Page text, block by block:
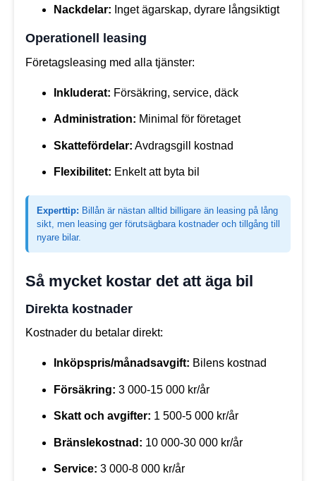
Nackdelar: Inget ägarskap, dyrare långsiktigt
Operationell leasing
Företagsleasing med alla tjänster:
Inkluderat: Försäkring, service, däck
Administration: Minimal för företaget
Skattefördelar: Avdragsgill kostnad
Flexibilitet: Enkelt att byta bil
Experttip: Billån är nästan alltid billigare än leasing på lång
sikt, men leasing ger förutsägbara kostnader och tillgång till
nyare bilar.
Så mycket kostar det att äga bil
Direkta kostnader
Kostnader du betalar direkt:
Inköpspris/månadsavgift: Bilens kostnad
Försäkring: 3 000-15 000 kr/år
Skatt och avgifter: 1 500-5 000 kr/år
Bränslekostnad: 10 000-30 000 kr/år
Service: 3 000-8 000 kr/år